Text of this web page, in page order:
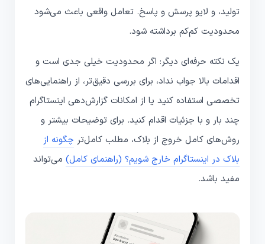
تولید، و لایو پرسش و پاسخ. تعامل واقعی باعث می‌شود
محدودیت کم‌کم برداشته شود.
یک نکته حرفه‌ای دیگر: اگر محدودیت خیلی جدی است و
اقدامات بالا جواب نداد، برای بررسی دقیق‌تر، از راهنمایی‌های
تخصصی استفاده کنید یا از امکانات گزارش‌دهی اینستاگرام
چند بار و با جزئیات اقدام کنید. برای توضیحات بیشتر و
روش‌های کامل خروج از بلاک، مطلب کامل‌تر چگونه از
بلاک در اینستاگرام خارج شویم؟ (راهنمای کامل) می‌تواند
مفید باشد.